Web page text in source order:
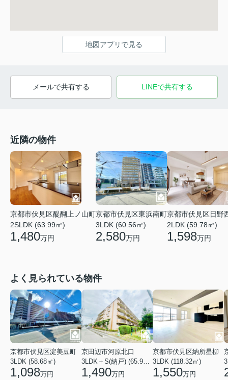
地図アプリで見る
メールで共有する LINEで共有する
近隣の物件
京都市伏見区醍醐上ノ山町
2SLDK (63.99㎡)
1,480万円
京都市伏見区東浜南町
3LDK (60.56㎡)
2,580万円
京都市伏見区日野
2LDK (59.78㎡)
1,598万円
よく見られている物件
京都市伏見区淀美豆町
3LDK (58.68㎡)
1,098万円
京田辺市河原北口
3LDK＋S(納戸) (65.91㎡)
1,490万円
京都市伏見区納所星柳
3LDK (118.32㎡)
1,550万円